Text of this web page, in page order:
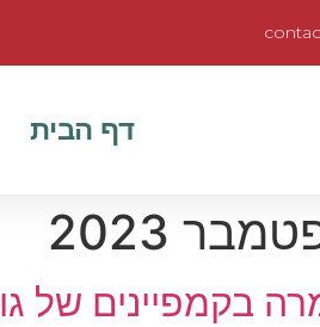
דף הבית
בקמפיינים של